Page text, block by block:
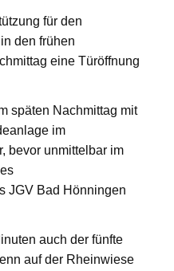
für den
den frühen
eine Türöffnung
späten Nachmittag mit
im
bevor unmittelbar im
JGV Bad Hönningen
auch der fünfte
auf der Rheinwiese